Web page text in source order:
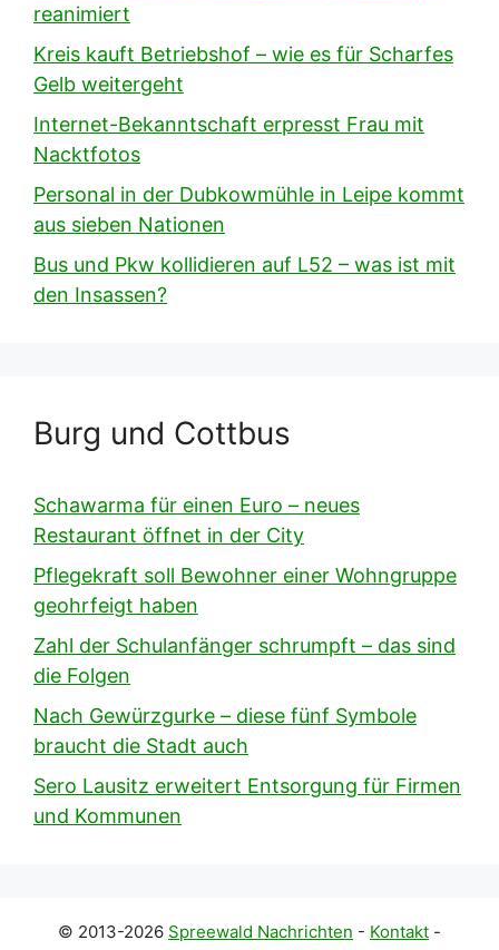
reanimiert
Kreis kauft Betriebshof – wie es für Scharfes
Gelb weitergeht
Internet-Bekanntschaft erpresst Frau mit
Nacktfotos
Personal in der Dubkowmühle in Leipe kommt
aus sieben Nationen
Bus und Pkw kollidieren auf L52 – was ist mit
den Insassen?
Burg und Cottbus
Schawarma für einen Euro – neues
Restaurant öffnet in der City
Pflegekraft soll Bewohner einer Wohngruppe
geohrfeigt haben
Zahl der Schulanfänger schrumpft – das sind
die Folgen
Nach Gewürzgurke – diese fünf Symbole
braucht die Stadt auch
Sero Lausitz erweitert Entsorgung für Firmen
und Kommunen
© 2013-2026 Spreewald Nachrichten - Kontakt -